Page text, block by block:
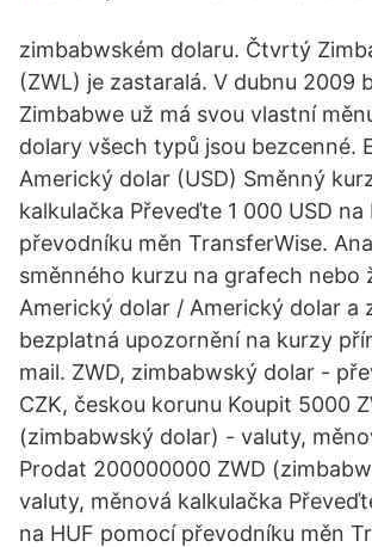
zimbabwském dolaru. Čtvrtý
(ZWL) je zastaralá. V dubnu 2009
Zimbabwe už má svou vlastní
dolary všech typů jsou bezcenné.
Americký dolar (USD) Směnný
kalkulačka Převeďte 1 000 USD
převodníku měn TransferWise.
směnného kurzu na grafech nebo
Americký dolar / Americký dolar a
bezplatná upozornění na kurzy
mail. ZWD, zimbabwský dolar -
CZK, českou korunu Koupit 5000
(zimbabwský dolar) - valuty,
Prodat 200000000 ZWD
valuty, měnová kalkulačka
na HUF pomocí převodníku měn